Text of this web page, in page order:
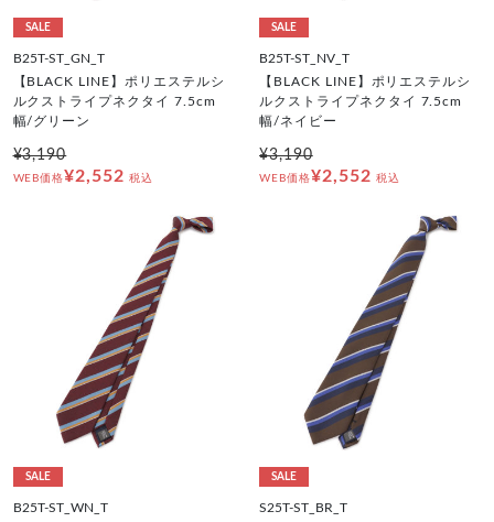
SALE
B25T-ST_GN_T
【BLACK LINE】ポリエステルシ
ルクストライプネクタイ 7.5cm
幅/グリーン
¥3,190
WEB価格¥2,552 税込
SALE
B25T-ST_NV_T
【BLACK LINE】ポリエステルシ
ルクストライプネクタイ 7.5cm
幅/ネイビー
¥3,190
WEB価格¥2,552 税込
SALE
B25T-ST_WN_T
SALE
S25T-ST_BR_T